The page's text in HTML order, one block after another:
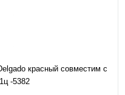
красный совместим с
-5382